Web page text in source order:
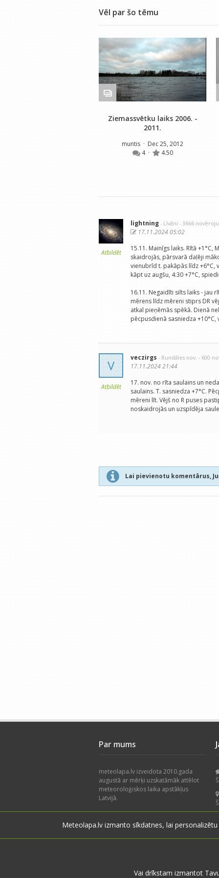
Vēl par šo tēmu
Ziemassvētku laiks 2006. -
2011.
muntis · Dec 25, 2012
4 · 4.50
Atbildēt
lightning - Līvāni - 3666
17.11.2024 05:02
15.11. Mainīgs laiks. Rītā +1°C,
skaidrojās, pārsvarā daļēji
vienubrīd t. pakāpās līdz +6°C,
kāpt uz augšu, 4:30 +7°C,
16.11. Negaidīti silts laiks - jau
mērens līdz mēreni stiprs DR
atkal pieņēmās spēkā. Dienā
pēcpusdienā sasniedza +10°C,
V
Atbildēt
veczirgs - Rundāles nov. - 600
17.11.2024 21:44
17. nov. no rīta saulains un
saulains. T. sasniedza +7°C.
mēreni līt. Vējš no R puses
noskaidrojās un uzspīdēja
Lai pievienotu komentārus,
Par mums
meteolapa.lv izveidota 2010.gada
augustā ar mērķi uzskatāmāk attēlot
meteoroloģiskos laika apstākļus
Latvijā.
laika apstākļu karti, datu arhīvu un
Meteolapa.lv izmanto sīkdatnes, lai
Vai drīkstam izmantot